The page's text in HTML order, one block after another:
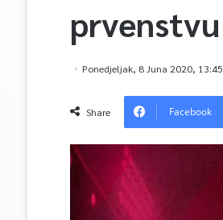
prvenstvu
Ponedjeljak, 8 Juna 2020, 13:45
Share Facebook